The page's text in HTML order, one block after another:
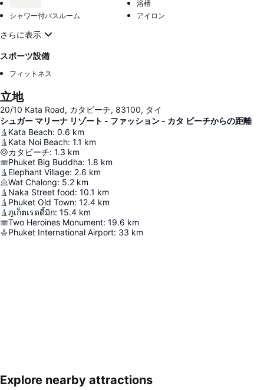
浴槽
シャワー付バスルーム
アイロン
さらに表示
スポーツ設備
フィットネス
立地
20/10 Kata Road, カタビーチ, 83100, タイ
シュガー マリーナ リゾート - ファッション - カタ ビーチからの距離
Kata Beach: 0.6 km
Kata Noi Beach: 1.1 km
カタビーチ: 1.3 km
Phuket Big Buddha: 1.8 km
Elephant Village: 2.6 km
Wat Chalong: 5.2 km
Naka Street food: 10.1 km
Phuket Old Town: 12.4 km
ภูเก็ตเรดดี้มิก: 15.4 km
Two Heroines Monument: 19.6 km
Phuket International Airport: 33 km
Explore nearby attractions